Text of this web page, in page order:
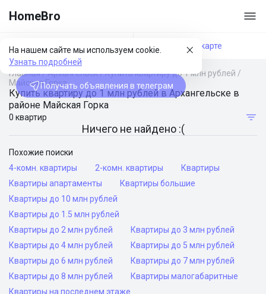
HomeBro
На нашем сайте мы используем cookie.
Узнать подробней
Получать объявления в телеграм
Фильтры На карте
Главная/Архангельск/Купить квартиру до 1 млн рублей /
Майская Горка
Купить квартиру до 1 млн рублей в Архангельске в
районе Майская Горка
0 квартир
Ничего не найдено :(
Похожие поиски
4-комн. квартиры
2-комн. квартиры
Квартиры
Квартиры апартаменты
Квартиры большие
Квартиры до 10 млн рублей
Квартиры до 1.5 млн рублей
Квартиры до 2 млн рублей
Квартиры до 3 млн рублей
Квартиры до 4 млн рублей
Квартиры до 5 млн рублей
Квартиры до 6 млн рублей
Квартиры до 7 млн рублей
Квартиры до 8 млн рублей
Квартиры малогабаритные
Квартиры на последнем этаже